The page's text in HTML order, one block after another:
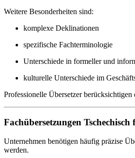
Weitere Besonderheiten sind:
komplexe Deklinationen
spezifische Fachterminologie
Unterschiede in formeller und
kulturelle Unterschiede im
Professionelle Übersetzer
Fachübersetzungen
Unternehmen benötigen häufig präzise
werden.